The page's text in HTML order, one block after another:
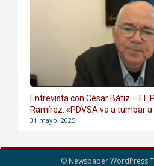
Entrevista con César Bátiz – EL
Ramírez: «PDVSA va a tumbar
31 mayo, 2025
© Newspaper WordPress